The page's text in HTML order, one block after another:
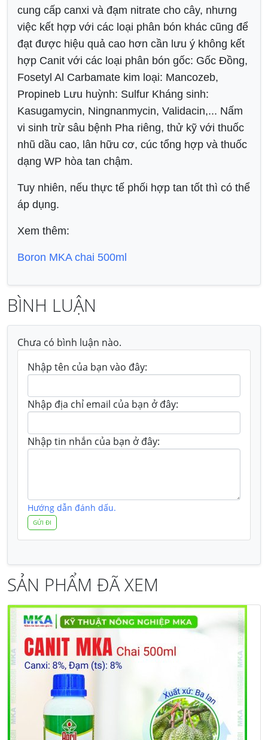
cung cấp canxi và đạm nitrate cho cây, nhưng
việc kết hợp với các loại phân bón khác cũng để
đạt được hiệu quả cao hơn cần lưu ý không kết
hợp Canit với các loại phân bón gốc: Gốc Đồng,
Fosetyl Al Carbamate kim loại: Mancozeb,
Propineb Lưu huỳnh: Sulfur Kháng sinh:
Kasugamycin, Ningnanmycin, Validacin,... Nấm
vi sinh trừ sâu bệnh Pha riêng, thử kỹ với thuốc
nhũ dầu cao, lân hữu cơ, cúc tổng hợp và thuốc
dạng WP hòa tan chậm.
Tuy nhiên, nếu thực tế phối hợp tan tốt thì có thể
áp dụng.
Xem thêm:
Boron MKA chai 500ml
BÌNH LUẬN
Chưa có bình luận nào.
Nhập tên của bạn vào đây:
Nhập địa chỉ email của bạn ở đây:
Nhập tin nhắn của bạn ở đây:
Hướng dẫn đánh dấu.
GỬI ĐI
SẢN PHẨM ĐÃ XEM